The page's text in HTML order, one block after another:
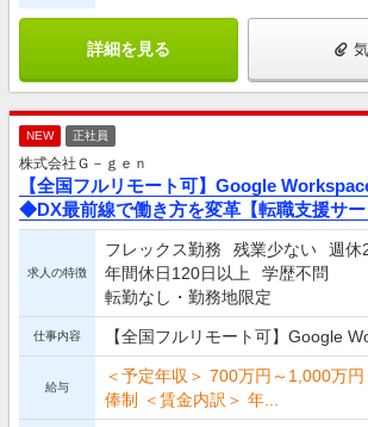
詳細を見る
NEW 正社員
株式会社Ｇ－ｇｅｎ
【全国フルリモート可】Google
◆DX最前線で働き方を変革【転職支援サー
求人の特徴
フレックス勤務 残業少ない 週休
年間休日120日以上
学歴不問
転勤なし・勤務地限定
仕事内容 【全国フルリモート可】Google
給与
＜予定年収＞ 700万円～1,000万
俸制 ＜賃金内訳＞ 年...